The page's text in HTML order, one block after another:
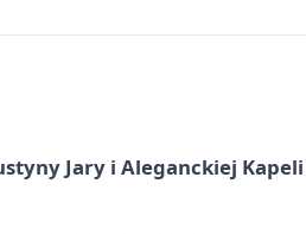
Jary i Aleganckiej Kapeli